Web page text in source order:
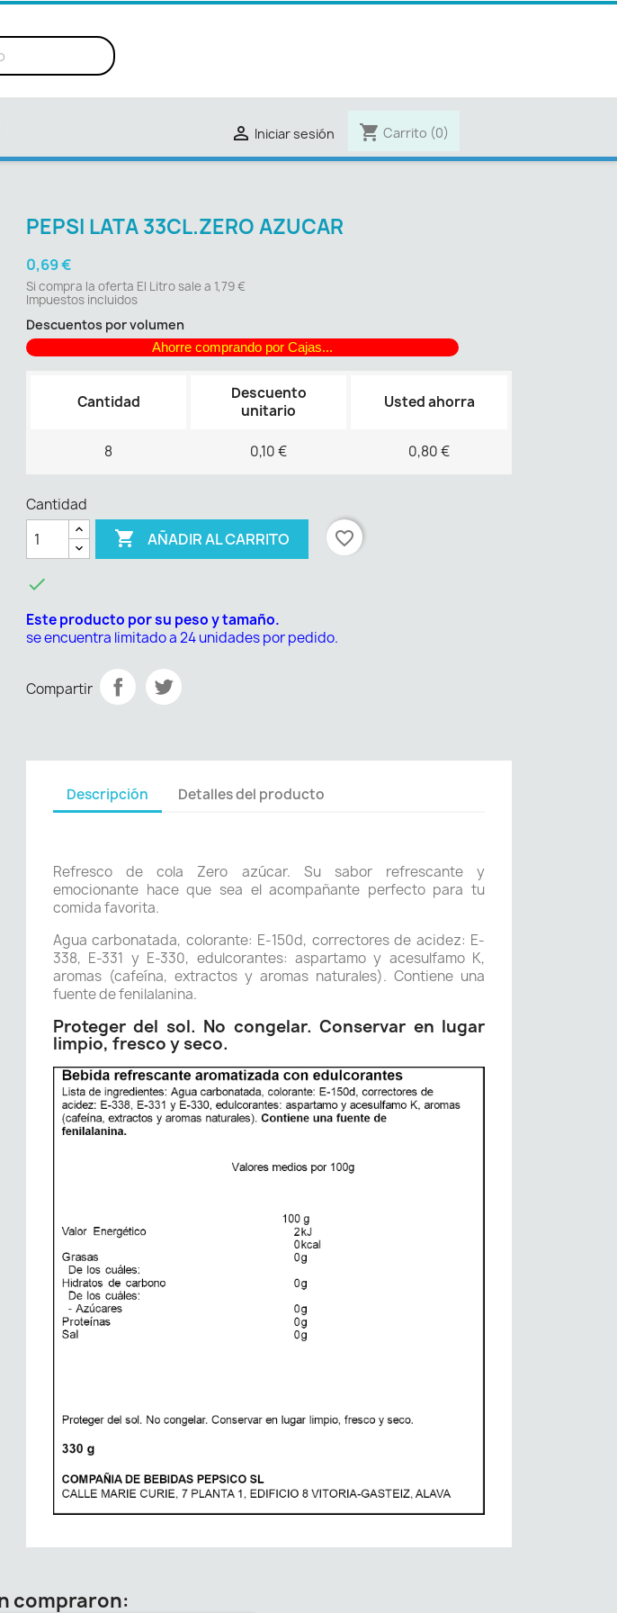
 Iniciar sesión shopping_cart Carrito (0)
PEPSI LATA 33CL.ZERO AZUCAR
0,69 €
Si compra la oferta El Litro sale a 1,79 €
Impuestos incluidos
Descuentos por volumen
Ahorre comprando por Cajas...
Cantidad
Descuento
unitario
Usted ahorra
8 0,10 € 0,80 €
Cantidad
 AÑADIR AL CARRITO favorite_border

Este producto por su peso y tamaño.
se encuentra limitado a 24 unidades por pedido.
Compartir
Descripción Detalles del producto
Refresco de cola Zero azúcar. Su sabor refrescante y
emocionante hace que sea el acompañante perfecto para tu
comida favorita.
Agua carbonatada, colorante: E-150d, correctores de acidez: E-
338, E-331 y E-330, edulcorantes: aspartamo y acesulfamo K,
aromas (cafeína, extractos y aromas naturales). Contiene una
fuente de fenilalanina.
Proteger del sol. No congelar. Conservar en lugar
limpio, fresco y seco.
compraron: